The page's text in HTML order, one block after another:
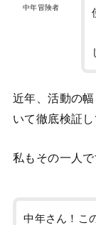
中年冒険者
近年、活動の
いて徹底検証し
私もその一人
中年さん！こ